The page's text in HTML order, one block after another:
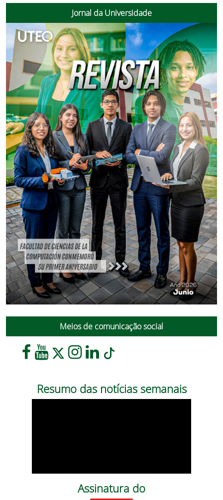
Jornal da Universidade
Meios de comunicação social
Resumo das notícias semanais
Assinatura do